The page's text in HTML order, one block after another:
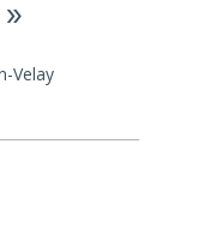
Velay